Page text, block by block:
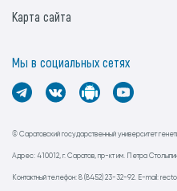
© Саратовский государственный университет
Адрес: 410012, г. Саратов, пр-кт им. Петра
Контактный телефон: 8 (8452) 23-32-92. E-mail:
Карта сайта
Мы в социальных сетях